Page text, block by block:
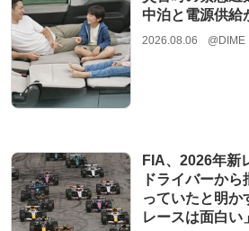
中泊と電源供給
2026.08.06 @DIME
FIA、2026年新
ドライバーか
っていたと明
レースは面白い